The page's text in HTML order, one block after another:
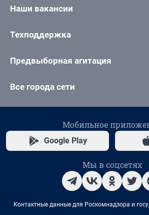
Наши вакансии
Техподдержка
Предвыборная агитация
Все города сети
Мобильное
Google Play
Мы в соцсетях
Контактные данные для Роскомнадзора и